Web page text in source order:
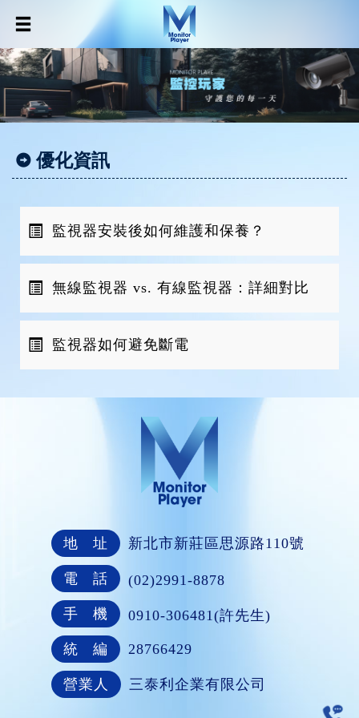
優化資訊
監視器安裝後如何維護和保養？
無線監視器 vs. 有線監視器：詳細對比
監視器如何避免斷電
地 址 新北市新莊區思源路110號
電 話 (02)2991-8878
手 機 0910-306481(許先生)
統 編 28766429
營業人 三泰利企業有限公司